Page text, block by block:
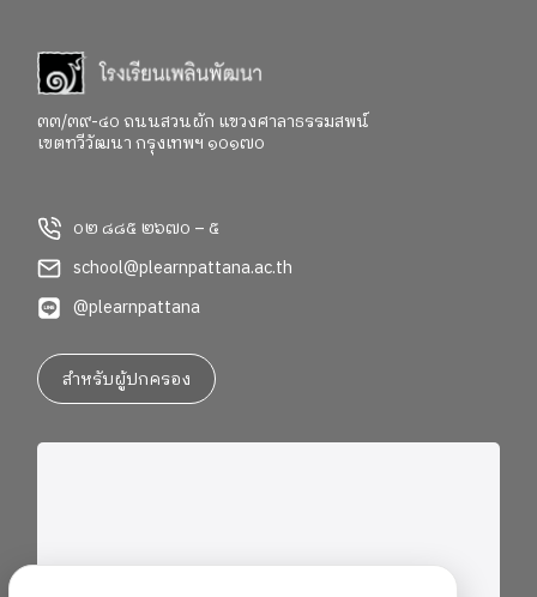
and create opportunities for their future. ●●●
Learning English as a Plearnpattana Secondary
Student The heart of Secondary ESL is a simple belief:
students are the owners of their learning. While
responsibility for their learning, work toward personal
goals, and grow alongside others within a learning
community. To support different learning needs,
students are grouped according to their English
proficiency levels. This allows teachers to design
suitable learning experiences while providing support
where it is needed most. In the classroom, students
expectations, assessment methods, and learning
๓๓/๓๙-๔๐ ถนนสวนผัก แขวงศาลาธรรมสพน์
เขตทวีวัฒนา กรุงเทพฯ ๑๐๑๗๐
๐๒ ๘๘๕ ๒๖๗๐ – ๕
school@plearnpattana.ac.th
@plearnpattana
สำหรับผู้ปกครอง